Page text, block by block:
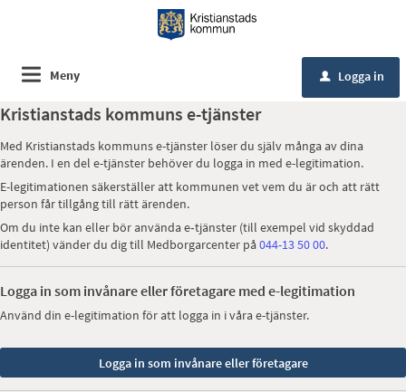
Meny u Logga in
Kristianstads kommuns e-tjänster
Med Kristianstads kommuns e-tjänster löser du själv många av dina
ärenden. I en del e-tjänster behöver du logga in med e-legitimation.
E-legitimationen säkerställer att kommunen vet vem du är och att rätt
person får tillgång till rätt ärenden.
Om du inte kan eller bör använda e‑tjänster (till exempel vid skyddad
identitet) vänder du dig till Medborgarcenter på044-13 50 00.
Logga in som invånare eller företagare med e-legitimation
Använd din e-legitimation för att logga in i våra e-tjänster.